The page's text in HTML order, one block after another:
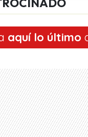
aquí lo último